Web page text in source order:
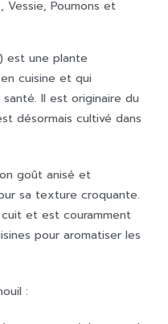
Vessie, Poumons et
est une plante
cuisine et qui
Il est originaire du
désormais cultivé dans
goût anisé et
sa texture croquante.
et est couramment
pour aromatiser les
: